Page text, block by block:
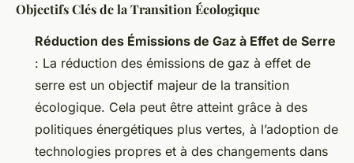
Objectifs Clés de la Transition Écologique
Réduction des Émissions de Gaz à Effet de Serre
: La réduction des émissions de gaz à effet de
serre est un objectif majeur de la transition
écologique. Cela peut être atteint grâce à des
politiques énergétiques plus vertes, à l’adoption de
technologies propres et à des changements dans